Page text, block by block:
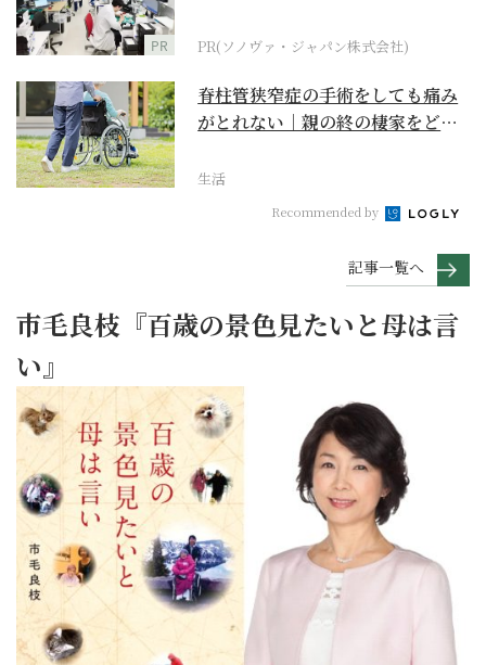
PR PR(ソノヴァ・ジャパン株式会社)
脊柱管狭窄症の手術をしても痛み
がとれない｜親の終の棲家をどう
生活
Recommended by
記事一覧へ
市毛良枝『百歳の景色見たいと母は言
い』